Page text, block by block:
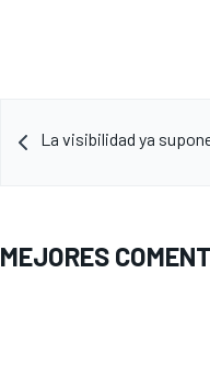
La visibilidad ya
MEJORES